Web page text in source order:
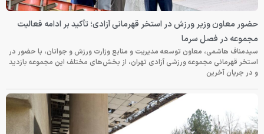
حضور معاون وزیر ورزش در استخر قهرمانی آزادی؛ تأکید بر ادامه فعالیت
مجموعه در فصل سرما
سیدمناف هاشمی، معاون توسعه مدیریت و منابع وزارت ورزش و جوانان، با حضور در
استخر قهرمانی مجموعه ورزشی آزادی تهران، از بخش‌های مختلف این مجموعه بازدید
و در جریان آخرین